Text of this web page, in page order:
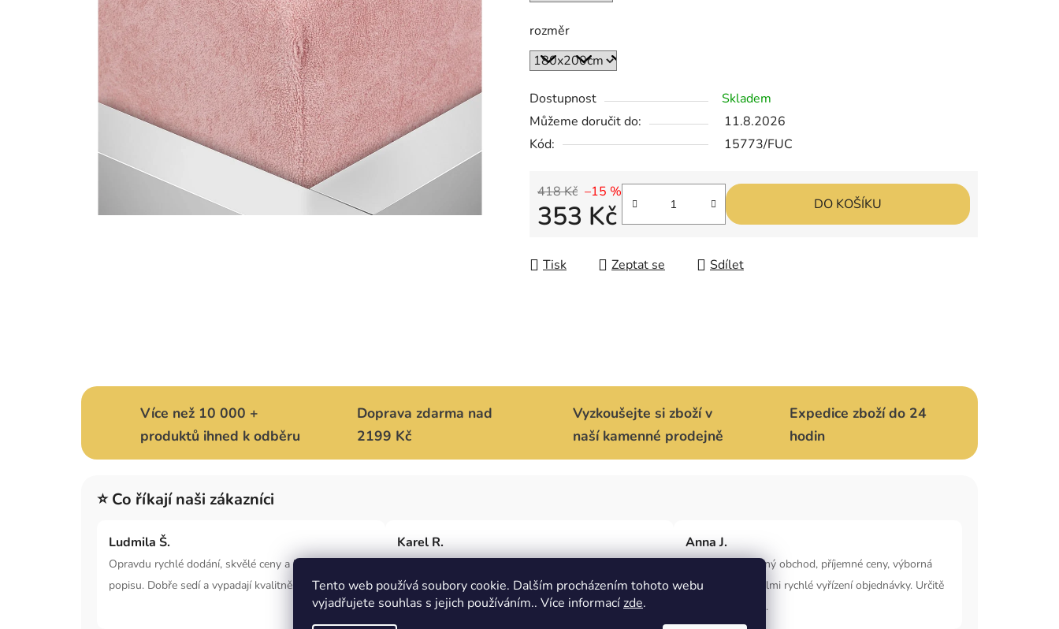
Tento web používá soubory cookie. Dalším procházením tohoto webu
vyjadřujete souhlas s jejich používáním.. Více informacízde.
rozměr
Dostupnost
Skladem
Můžeme doručit do:
11.8.2026
Kód:
15773/FUC
418 Kč –15 %
353 Kč DO KOŠÍKU
Tisk Zeptat se Sdílet
Více než 10 000 +
produktů ihned k odběru
Doprava zdarma nad
2199 Kč
Vyzkoušejte si zboží v
naší kamenné prodejně
Expedice zboží do 24
hodin
⭐ Co říkají naši zákazníci
Ludmila Š.
Opravdu rychlé dodání, skvělé ceny a boty odpovídají
popisu. Dobře sedí a vypadají kvalitně.
Karel R.
Brzké dodání, dobrá komunikace i cena. Zboží bylo
dodáno hned druhý den.
Anna J.
Pěkný a přehledný obchod, příjemné ceny, výborná
komunikace a velmi rychlé vyřízení objednávky. Určitě
nakoupím znovu.